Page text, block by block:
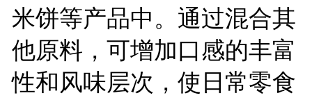
米饼等产品中。通过混合其
他原料，可增加口感的丰富
性和风味层次，使日常零食